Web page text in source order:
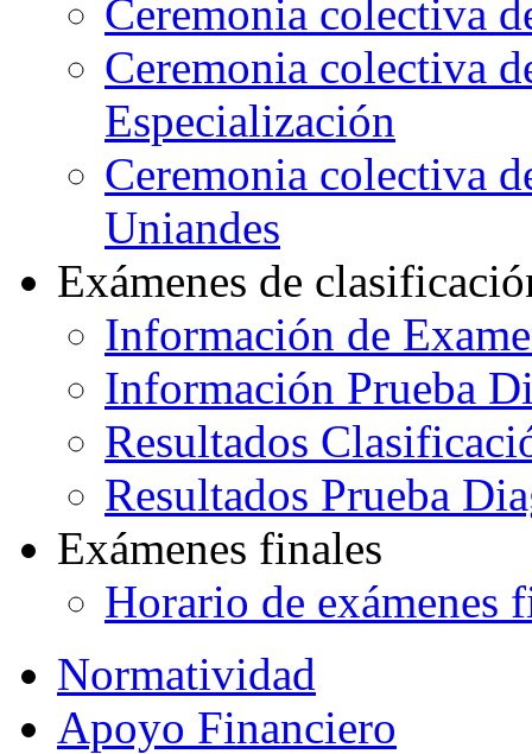
Ceremonia colectiva
Ceremonia colectiva
Especialización
Ceremonia colectiva
Uniandes
Exámenes de
Información de
Información Prueba
Resultados
Resultados Prueba
Exámenes finales
Horario de exámenes
Normatividad
Apoyo Financiero